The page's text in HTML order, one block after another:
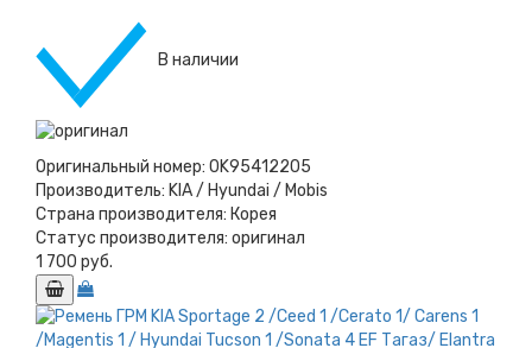
В наличии
Оригинальный номер: 0K95412205
Производитель: KIA / Hyundai / Mobis
Страна производителя: Корея
Статус производителя: оригинал
1 700 руб.